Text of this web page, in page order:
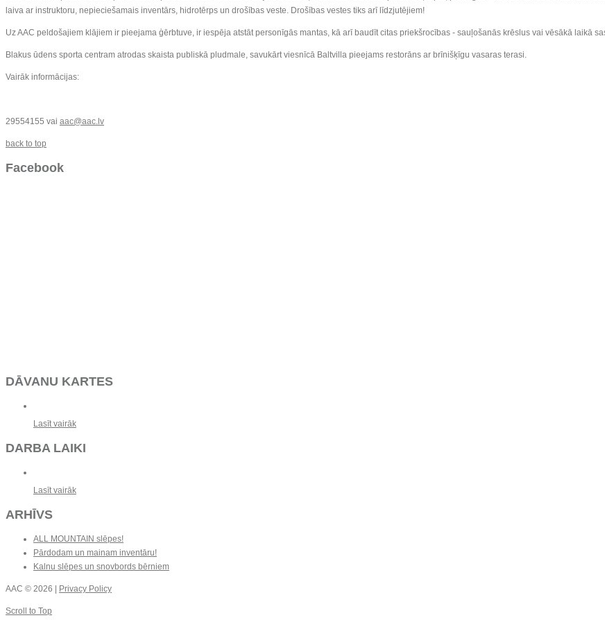
laiva ar instruktoru, nepieciešamais inventārs, hidrotērps un drošības veste. Drošības vestes tiks arī līdzjutējiem!
Uz AAC peldošajiem klājiem ir pieejama ģērbtuve, ir iespēja atstāt personīgās mantas, kā arī baudīt citas priekšrocības - sauļošanās krēslus vai vēsākā laikā
Blakus ūdens sporta centram atrodas skaista publiskā pludmale, savukārt viesnīcā Baltvilla pieejams restorāns ar brīnišķīgu vasaras terasi.
Vairāk informācijas:
29554155 vai aac@aac.lv
back to top
Facebook
DĀVANU KARTES
Lasīt vairāk
DARBA LAIKI
Lasīt vairāk
ARHĪVS
ALL MOUNTAIN slēpes!
Pārdodam un mainam inventāru!
Kalnu slēpes un snovbords bērniem
AAC © 2026 | Privacy Policy
Scroll to Top